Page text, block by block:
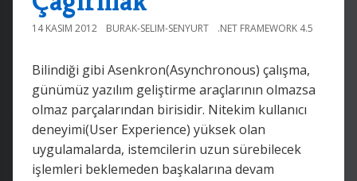
14 KASIM 2012 BURAK-SELIM-SENYURT .NET FRAMEWORK 4.5
Bilindiği gibi Asenkron(Asynchronous) çalışma,
günümüz yazılım geliştirme araçlarının olmazsa
olmaz parçalarından birisidir. Nitekim kullanıcı
deneyimi(User Experience) yüksek olan
uygulamalarda, istemcilerin uzun sürebilecek
işlemleri beklemeden başkalarına devam